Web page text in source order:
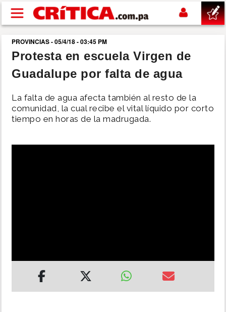
Pasar al contenido principal
buscar
SUCESOS
NACIONAL
MULTIMEDIA
PROVINCIAS - 05/4/18 - 03:45 PM
Protesta en escuela Virgen de
Guadalupe por falta de agua
La falta de agua afecta también al resto de la
comunidad, la cual recibe el vital líquido por corto
tiempo en horas de la madrugada.